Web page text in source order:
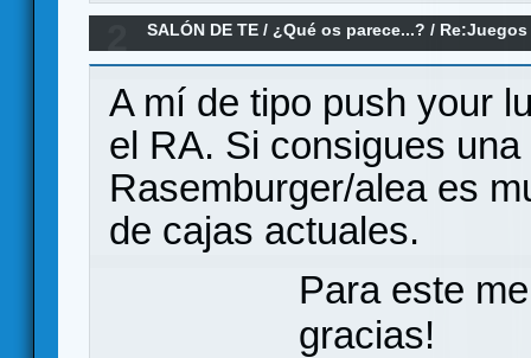
SALÓN DE TE /¿Qué os parece...? /
A mí de tipo push your
el RA. Si consigues
Rasemburger/alea es
de cajas actuales.
Para este
gracias!